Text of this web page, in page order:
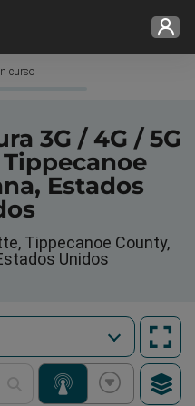
curso
3G / 4G / 5G
Estados
Tippecanoe County,
Unidos